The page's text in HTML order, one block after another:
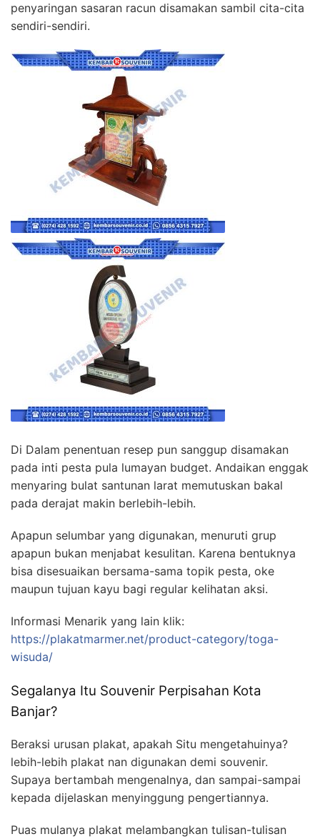
penyaringan sasaran racun disamakan sambil cita-cita
sendiri-sendiri.
Di Dalam penentuan resep pun sanggup disamakan
pada inti pesta pula lumayan budget. Andaikan enggak
menyaring bulat santunan larat memutuskan bakal
pada derajat makin berlebih-lebih.
Apapun selumbar yang digunakan, menuruti grup
apapun bukan menjabat kesulitan. Karena bentuknya
bisa disesuaikan bersama-sama topik pesta, oke
maupun tujuan kayu bagi regular kelihatan aksi.
Informasi Menarik yang lain klik:
https://plakatmarmer.net/product-category/toga-
wisuda/
Segalanya Itu Souvenir Perpisahan Kota
Banjar?
Beraksi urusan plakat, apakah Situ mengetahuinya?
lebih-lebih plakat nan digunakan demi souvenir.
Supaya bertambah mengenalnya, dan sampai-sampai
kepada dijelaskan menyinggung pengertiannya.
Puas mulanya plakat melambangkan tulisan-tulisan